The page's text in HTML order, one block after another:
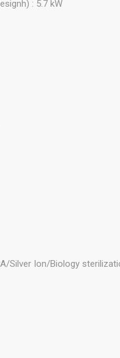
: 5.7 kW
Silver Ion/Biology